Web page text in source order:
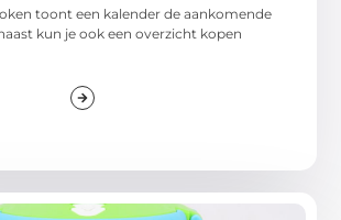
toont een kalender de aankomende
kun je ook een overzicht kopen